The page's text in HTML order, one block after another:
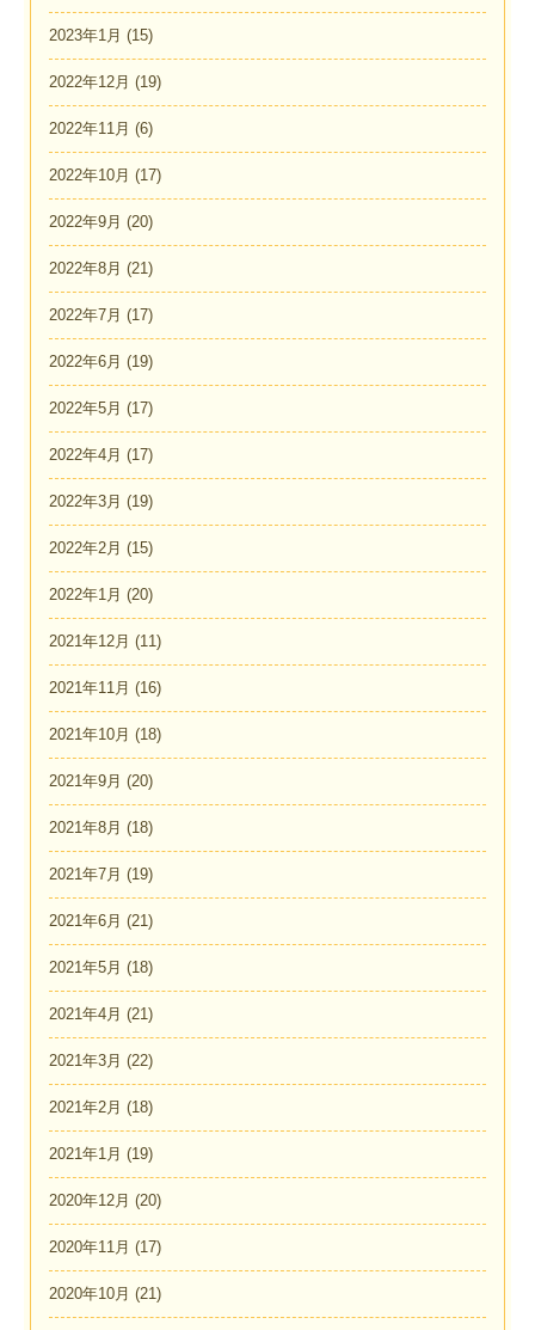
2023年1月 (15)
2022年12月 (19)
2022年11月 (6)
2022年10月 (17)
2022年9月 (20)
2022年8月 (21)
2022年7月 (17)
2022年6月 (19)
2022年5月 (17)
2022年4月 (17)
2022年3月 (19)
2022年2月 (15)
2022年1月 (20)
2021年12月 (11)
2021年11月 (16)
2021年10月 (18)
2021年9月 (20)
2021年8月 (18)
2021年7月 (19)
2021年6月 (21)
2021年5月 (18)
2021年4月 (21)
2021年3月 (22)
2021年2月 (18)
2021年1月 (19)
2020年12月 (20)
2020年11月 (17)
2020年10月 (21)